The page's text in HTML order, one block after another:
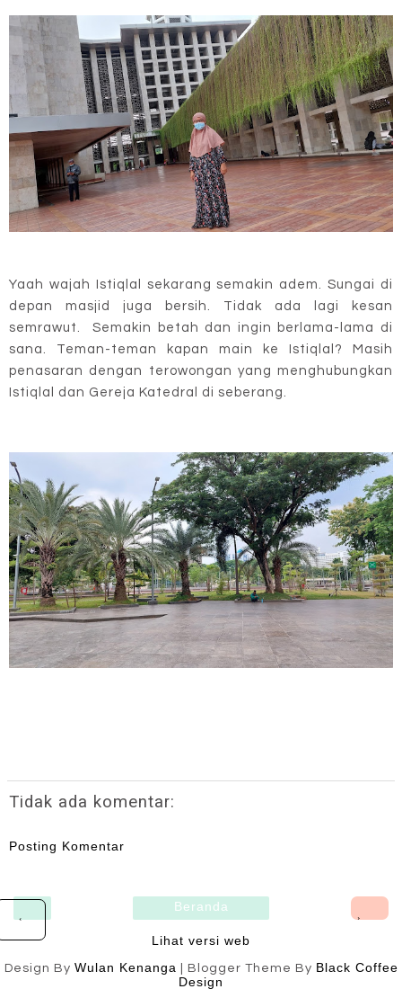
Yaah wajah Istiqlal sekarang semakin adem. Sungai di
depan masjid juga bersih. Tidak ada lagi kesan
semrawut. Semakin betah dan ingin berlama-lama di
sana. Teman-teman kapan main ke Istiqlal? Masih
penasaran dengan terowongan yang menghubungkan
Istiqlal dan Gereja Katedral di seberang.
Tidak ada komentar:
Posting Komentar
‹ ›
Beranda
Lihat versi web
Design By Wulan Kenanga | Blogger Theme By Black Coffee
Design